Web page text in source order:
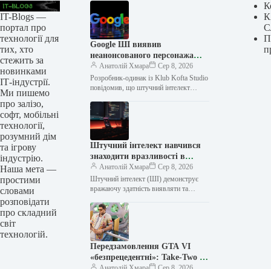
IT-Blogs —
портал про
технології для
тих, хто
стежить за
новинками
ІТ-індустрії.
Ми пишемо
про залізо,
софт, мобільні
технології,
розумний дім
та ігрову
індустрію.
Наша мета —
простими
словами
розповідати
про складний
світ
технологій.
Google ШІ виявив
неанонсованого персонажа
гри, якого розробник тримав
у таємниці в «Google
Документах»
Анатолій Хмара
Сер 8, 2026
Розробник-одинак із Klub Kofta Studio
повідомив, що штучний інтелект
майбутнього персонажа його гри, яку
він не…
Штучний інтелект навчився
знаходити вразливості в
програмному забезпеченні,
але для їх виправлення все
ще потрібні люди
Анатолій Хмара
Сер 8, 2026
Штучний інтелект (ШІ) демонструє
вражаючу здатність виявляти та
програмного забезпечення, проте його
ефективність у виправленні знайдених
помилок залишається…
Передзамовлення GTA VI
«безпрецедентні»: Take-Two не